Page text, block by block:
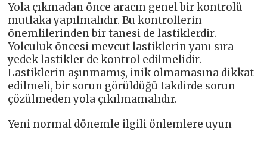
Yola çıkmadan önce aracın genel bir kontrolü
mutlaka yapılmalıdır. Bu kontrollerin
önemlilerinden bir tanesi de lastiklerdir.
Yolculuk öncesi mevcut lastiklerin yanı sıra
yedek lastikler de kontrol edilmelidir.
Lastiklerin aşınmamış, inik olmamasına dikkat
edilmeli, bir sorun görüldüğü takdirde sorun
çözülmeden yola çıkılmamalıdır.
Yeni normal dönemle ilgili önlemlere uyun